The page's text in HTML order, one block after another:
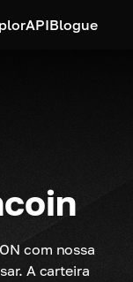
APIBlogue
com nossa
A carteira